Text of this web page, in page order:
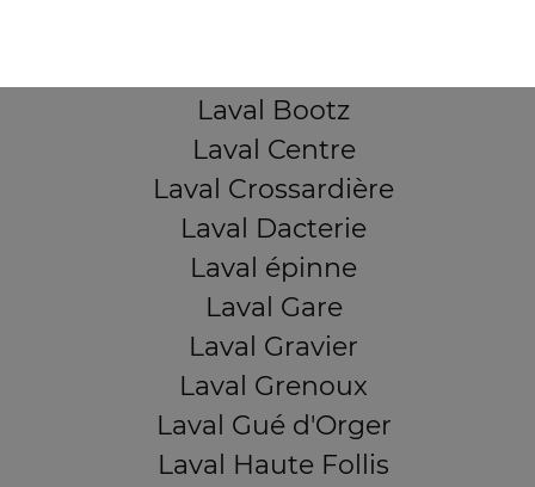
Laval Bootz
Laval Centre
Laval Crossardière
Laval Dacterie
Laval épinne
Laval Gare
Laval Gravier
Laval Grenoux
Laval Gué d'Orger
Laval Haute Follis